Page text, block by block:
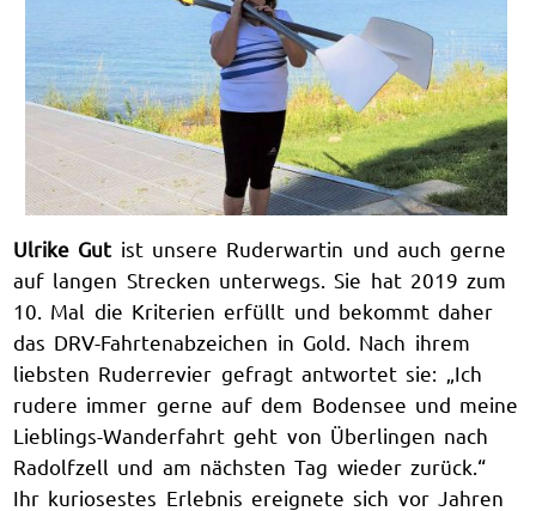
Ulrike Gut ist unsere Ruderwartin und auch gerne
auf langen Strecken unterwegs. Sie hat 2019 zum
10. Mal die Kriterien erfüllt und bekommt daher
das DRV-Fahrtenabzeichen in Gold. Nach ihrem
liebsten Ruderrevier gefragt antwortet sie: „Ich
rudere immer gerne auf dem Bodensee und meine
Lieblings-Wanderfahrt geht von Überlingen nach
Radolfzell und am nächsten Tag wieder zurück.“
Ihr kuriosestes Erlebnis ereignete sich vor Jahren